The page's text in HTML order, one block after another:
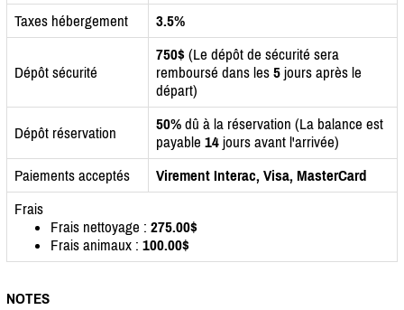
Taxes hébergement
3.5%
Dépôt sécurité
750$ (Le dépôt de sécurité sera
remboursé dans les 5 jours après le
départ)
Dépôt réservation 50% dû à la réservation (La balance est
payable 14 jours avant l'arrivée)
Paiements acceptés
Virement Interac, Visa, MasterCard
Frais
Frais nettoyage : 275.00$
Frais animaux : 100.00$
NOTES